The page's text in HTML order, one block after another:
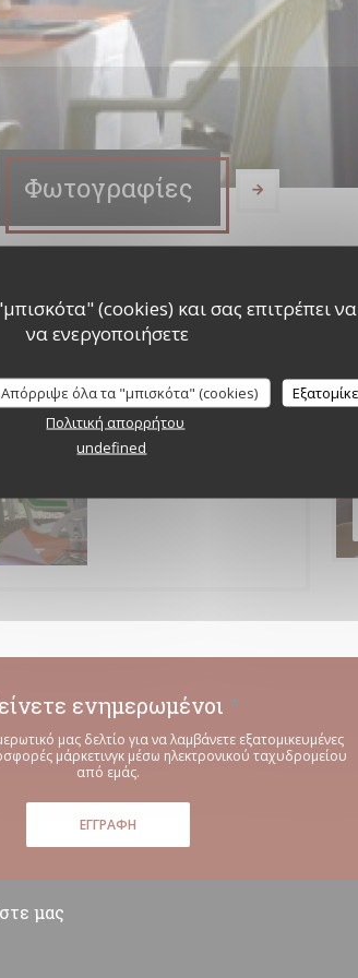
(cookies) και σας επιτρέπει να
να ενεργοποιήσετε
Απόρριψε όλα τα "μπισκότα" (cookies)
Πολιτική απορρήτου
undefined
Φωτογραφίες
ενημερωμένοι *
μας δελτίο για να λαμβάνετε εξατομικευμένες
μάρκετινγκ μέσω ηλεκτρονικού ταχυδρομείου
από εμάς.
ΕΓΓΡΑΦΉ
μας